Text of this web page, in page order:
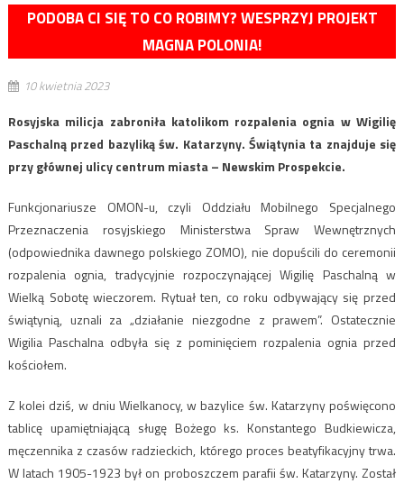
PODOBA CI SIĘ TO CO ROBIMY? WESPRZYJ PROJEKT
MAGNA POLONIA!
10 kwietnia 2023
Rosyjska milicja zabroniła katolikom rozpalenia ognia w Wigilię
Paschalną przed bazyliką św. Katarzyny. Świątynia ta znajduje się
przy głównej ulicy centrum miasta – Newskim Prospekcie.
Funkcjonariusze OMON-u, czyli Oddziału Mobilnego Specjalnego
Przeznaczenia rosyjskiego Ministerstwa Spraw Wewnętrznych
(odpowiednika dawnego polskiego ZOMO), nie dopuścili do ceremonii
rozpalenia ognia, tradycyjnie rozpoczynającej Wigilię Paschalną w
Wielką Sobotę wieczorem. Rytuał ten, co roku odbywający się przed
świątynią, uznali za „działanie niezgodne z prawem”. Ostatecznie
Wigilia Paschalna odbyła się z pominięciem rozpalenia ognia przed
kościołem.
Z kolei dziś, w dniu Wielkanocy, w bazylice św. Katarzyny poświęcono
tablicę upamiętniającą sługę Bożego ks. Konstantego Budkiewicza,
męczennika z czasów radzieckich, którego proces beatyfikacyjny trwa.
W latach 1905-1923 był on proboszczem parafii św. Katarzyny. Został